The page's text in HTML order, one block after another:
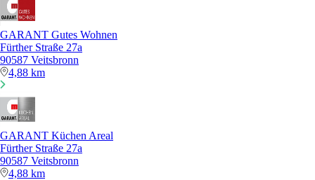
GARANT Gutes Wohnen
Fürther Straße 27a
90587 Veitsbronn
4,88 km
GARANT Küchen Areal
Fürther Straße 27a
90587 Veitsbronn
4,88 km